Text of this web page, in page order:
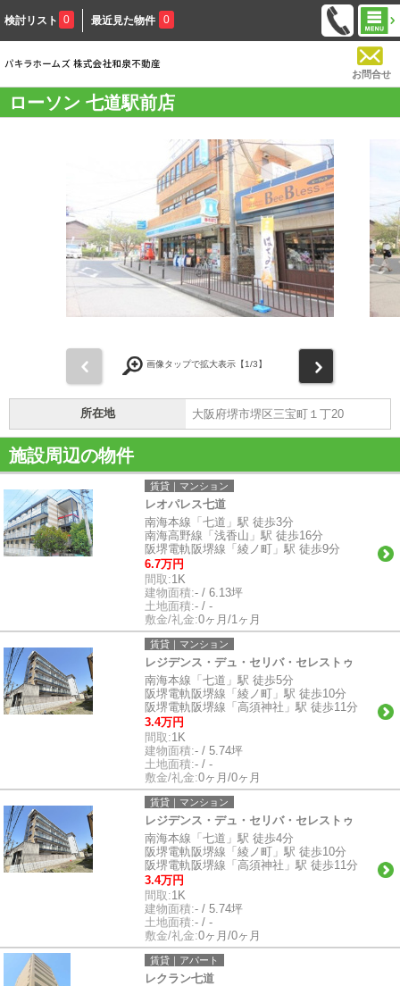
検討リスト 0 最近見た物件 0
お問合せ
ローソン 七道駅前店
画像タップで拡大表示【1/3】
所在地 大阪府堺市堺区三宝町１丁20
施設周辺の物件
賃貸｜マンション
レオパレス七道
南海本線「七道」駅 徒歩3分
南海高野線「浅香山」駅 徒歩16分
阪堺電軌阪堺線「綾ノ町」駅 徒歩9分
6.7万円
間取:1K
建物面積:- / 6.13坪
土地面積:- / -
敷金/礼金:0ヶ月/1ヶ月
賃貸｜マンション
レジデンス・デュ・セリバ・セレストゥ
南海本線「七道」駅 徒歩5分
阪堺電軌阪堺線「綾ノ町」駅 徒歩10分
阪堺電軌阪堺線「高須神社」駅 徒歩11分
3.4万円
間取:1K
建物面積:- / 5.74坪
土地面積:- / -
敷金/礼金:0ヶ月/0ヶ月
賃貸｜マンション
レジデンス・デュ・セリバ・セレストゥ
南海本線「七道」駅 徒歩4分
阪堺電軌阪堺線「綾ノ町」駅 徒歩10分
阪堺電軌阪堺線「高須神社」駅 徒歩11分
3.4万円
間取:1K
建物面積:- / 5.74坪
土地面積:- / -
敷金/礼金:0ヶ月/0ヶ月
賃貸｜アパート
レクラン七道